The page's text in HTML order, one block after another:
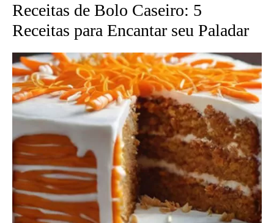
Receitas de Bolo Caseiro: 5
Receitas para Encantar seu Paladar